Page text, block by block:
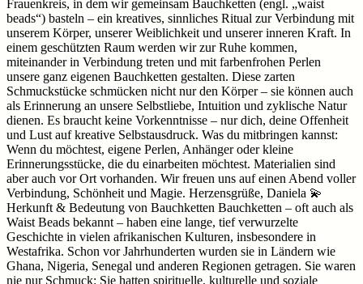
Frauenkreis, in dem wir gemeinsam Bauchketten (engl. „waist
beads“) basteln – ein kreatives, sinnliches Ritual zur Verbindung mit
unserem Körper, unserer Weiblichkeit und unserer inneren Kraft. In
einem geschützten Raum werden wir zur Ruhe kommen,
miteinander in Verbindung treten und mit farbenfrohen Perlen
unsere ganz eigenen Bauchketten gestalten. Diese zarten
Schmuckstücke schmücken nicht nur den Körper – sie können auch
als Erinnerung an unsere Selbstliebe, Intuition und zyklische Natur
dienen. Es braucht keine Vorkenntnisse – nur dich, deine Offenheit
und Lust auf kreative Selbstausdruck. Was du mitbringen kannst:
Wenn du möchtest, eigene Perlen, Anhänger oder kleine
Erinnerungsstücke, die du einarbeiten möchtest. Materialien sind
aber auch vor Ort vorhanden. Wir freuen uns auf einen Abend voller
Verbindung, Schönheit und Magie. Herzensgrüße, Daniela 💫
Herkunft & Bedeutung von Bauchketten Bauchketten – oft auch als
Waist Beads bekannt – haben eine lange, tief verwurzelte
Geschichte in vielen afrikanischen Kulturen, insbesondere in
Westafrika. Schon vor Jahrhunderten wurden sie in Ländern wie
Ghana, Nigeria, Senegal und anderen Regionen getragen. Sie waren
nie nur Schmuck: Sie hatten spirituelle, kulturelle und soziale